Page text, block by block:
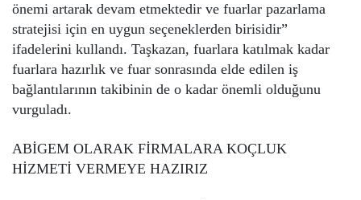
önemi artarak devam etmektedir ve fuarlar pazarlama
stratejisi için en uygun seçeneklerden birisidir”
ifadelerini kullandı. Taşkazan, fuarlara katılmak kadar
fuarlara hazırlık ve fuar sonrasında elde edilen iş
bağlantılarının takibinin de o kadar önemli olduğunu
vurguladı.
ABİGEM OLARAK FİRMALARA KOÇLUK
HİZMETİ VERMEYE HAZIRIZ